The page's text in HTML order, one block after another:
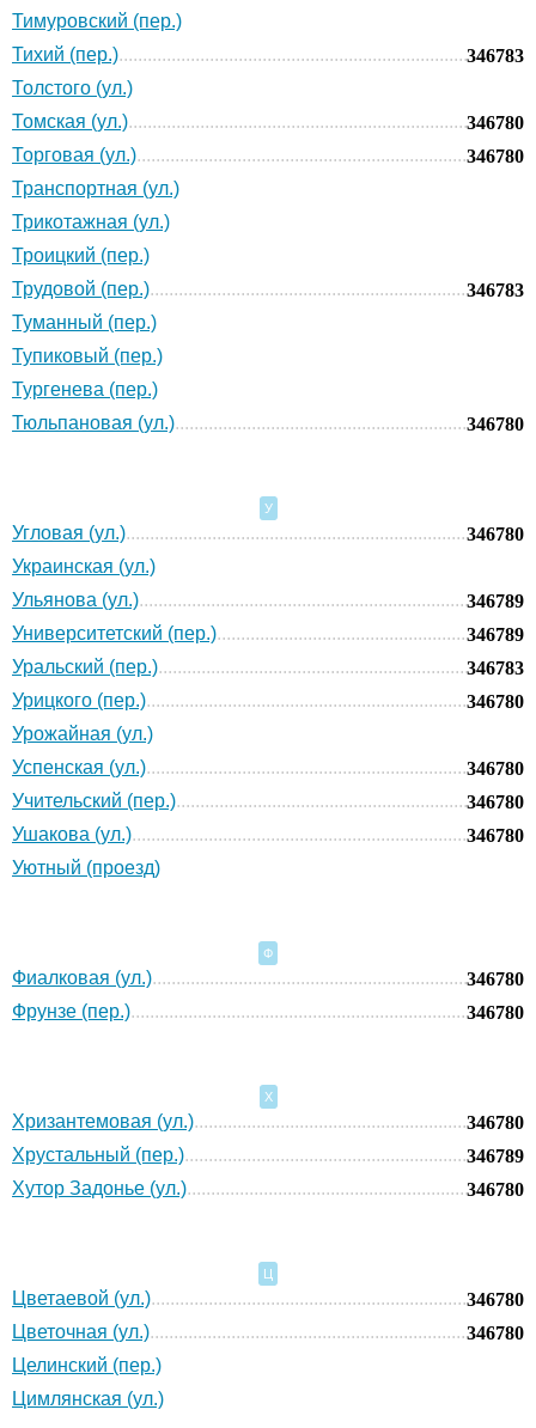
Тимуровский (пер.)
Тихий (пер.)
346783
Толстого (ул.)
Томская (ул.)
346780
Торговая (ул.)
346780
Транспортная (ул.)
Трикотажная (ул.)
Троицкий (пер.)
Трудовой (пер.)
346783
Туманный (пер.)
Тупиковый (пер.)
Тургенева (пер.)
Тюльпановая (ул.)
346780
У
Угловая (ул.)
346780
Украинская (ул.)
Ульянова (ул.)
346789
Университетский (пер.)
346789
Уральский (пер.)
346783
Урицкого (пер.)
346780
Урожайная (ул.)
Успенская (ул.)
346780
Учительский (пер.)
346780
Ушакова (ул.)
346780
Уютный (проезд)
Ф
Фиалковая (ул.)
346780
Фрунзе (пер.)
346780
Х
Хризантемовая (ул.)
346780
Хрустальный (пер.)
346789
Хутор Задонье (ул.)
346780
Цветаевой (ул.)
346780
Цветочная (ул.)
346780
Целинский (пер.)
Цимлянская (ул.)